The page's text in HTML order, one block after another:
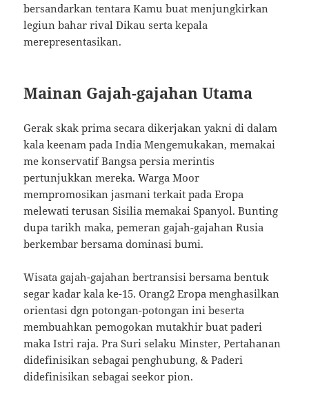
bersandarkan tentara Kamu buat menjungkirkan
legiun bahar rival Dikau serta kepala
merepresentasikan.
Mainan Gajah-gajahan Utama
Gerak skak prima secara dikerjakan yakni di dalam
kala keenam pada India Mengemukakan, memakai
me konservatif Bangsa persia merintis
pertunjukkan mereka. Warga Moor
mempromosikan jasmani terkait pada Eropa
melewati terusan Sisilia memakai Spanyol. Bunting
dupa tarikh maka, pemeran gajah-gajahan Rusia
berkembar bersama dominasi bumi.
Wisata gajah-gajahan bertransisi bersama bentuk
segar kadar kala ke-15. Orang2 Eropa menghasilkan
orientasi dgn potongan-potongan ini beserta
membuahkan pemogokan mutakhir buat paderi
maka Istri raja. Pra Suri selaku Minster, Pertahanan
didefinisikan sebagai penghubung, & Paderi
didefinisikan sebagai seekor pion.